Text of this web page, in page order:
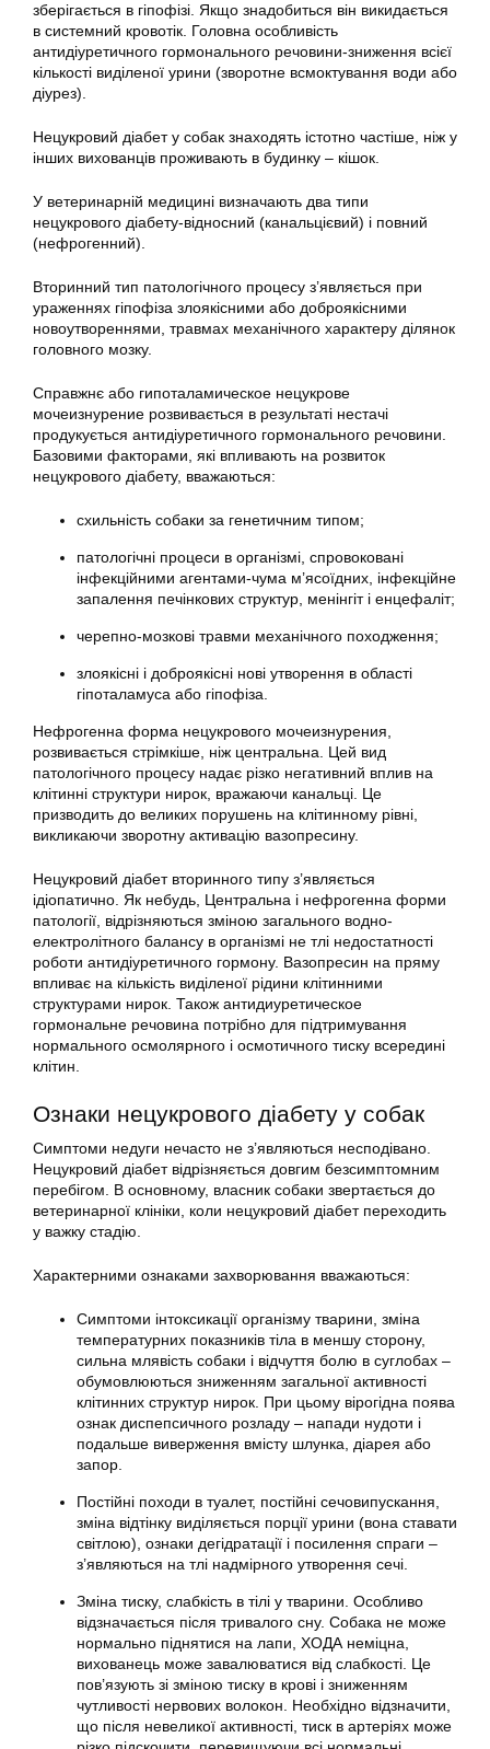
зберігається в гіпофізі. Якщо знадобиться він викидається
в системний кровотік. Головна особливість
антидіуретичного гормонального речовини-зниження всієї
кількості виділеної урини (зворотне всмоктування води або
діурез).
Нецукровий діабет у собак знаходять істотно частіше, ніж у
інших вихованців проживають в будинку – кішок.
У ветеринарній медицині визначають два типи
нецукрового діабету-відносний (канальцієвий) і повний
(нефрогенний).
Вторинний тип патологічного процесу з’являється при
ураженнях гіпофіза злоякісними або доброякісними
новоутвореннями, травмах механічного характеру ділянок
головного мозку.
Справжнє або гипоталамическое нецукрове
мочеизнурение розвивається в результаті нестачі
продукується антидіуретичного гормонального речовини.
Базовими факторами, які впливають на розвиток
нецукрового діабету, вважаються:
схильність собаки за генетичним типом;
патологічні процеси в організмі, спровоковані
інфекційними агентами-чума м’ясоїдних, інфекційне
запалення печінкових структур, менінгіт і енцефаліт;
черепно-мозкові травми механічного походження;
злоякісні і доброякісні нові утворення в області
гіпоталамуса або гіпофіза.
Нефрогенна форма нецукрового мочеизнурения,
розвивається стрімкіше, ніж центральна. Цей вид
патологічного процесу надає різко негативний вплив на
клітинні структури нирок, вражаючи канальці. Це
призводить до великих порушень на клітинному рівні,
викликаючи зворотну активацію вазопресину.
Нецукровий діабет вторинного типу з’являється
ідіопатично. Як небудь, Центральна і нефрогенна форми
патології, відрізняються зміною загального водно-
електролітного балансу в організмі не тлі недостатності
роботи антидіуретичного гормону. Вазопресин на пряму
впливає на кількість виділеної рідини клітинними
структурами нирок. Також антидиуретическое
гормональне речовина потрібно для підтримування
нормального осмолярного і осмотичного тиску всередині
клітин.
Ознаки нецукрового діабету у собак
Симптоми недуги нечасто не з’являються несподівано.
Нецукровий діабет відрізняється довгим безсимптомним
перебігом. В основному, власник собаки звертається до
ветеринарної клініки, коли нецукровий діабет переходить
у важку стадію.
Характерними ознаками захворювання вважаються:
Симптоми інтоксикації організму тварини, зміна
температурних показників тіла в меншу сторону,
сильна млявість собаки і відчуття болю в суглобах –
обумовлюються зниженням загальної активності
клітинних структур нирок. При цьому вірогідна поява
ознак диспепсичного розладу – напади нудоти і
подальше виверження вмісту шлунка, діарея або
запор.
Постійні походи в туалет, постійні сечовипускання,
зміна відтінку виділяється порції урини (вона ставати
світлою), ознаки дегідратації і посилення спраги –
з’являються на тлі надмірного утворення сечі.
Зміна тиску, слабкість в тілі у тварини. Особливо
відзначається після тривалого сну. Собака не може
нормально піднятися на лапи, ХОДА неміцна,
вихованець може завалюватися від слабкості. Це
пов’язують зі зміною тиску в крові і зниженням
чутливості нервових волокон. Необхідно відзначити,
що після невеликої активності, тиск в артеріях може